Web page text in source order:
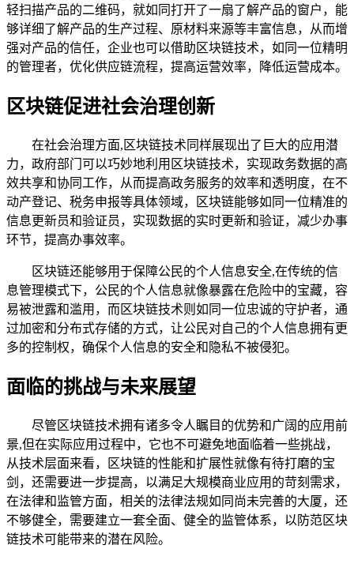
轻扫描产品的二维码，就如同打开了一扇了解产品的窗户，能
够详细了解产品的生产过程、原材料来源等丰富信息，从而增
强对产品的信任，企业也可以借助区块链技术，如同一位精明
的管理者，优化供应链流程，提高运营效率，降低运营成本。
区块链促进社会治理创新
在社会治理方面,区块链技术同样展现出了巨大的应用潜
力，政府部门可以巧妙地利用区块链技术，实现政务数据的高
效共享和协同工作，从而提高政务服务的效率和透明度，在不
动产登记、税务申报等具体领域，区块链能够如同一位精准的
信息更新员和验证员，实现数据的实时更新和验证，减少办事
环节，提高办事效率。
区块链还能够用于保障公民的个人信息安全,在传统的信
息管理模式下，公民的个人信息就像暴露在危险中的宝藏，容
易被泄露和滥用，而区块链技术则如同一位忠诚的守护者，通
过加密和分布式存储的方式，让公民对自己的个人信息拥有更
多的控制权，确保个人信息的安全和隐私不被侵犯。
面临的挑战与未来展望
尽管区块链技术拥有诸多令人瞩目的优势和广阔的应用前
景,但在实际应用过程中，它也不可避免地面临着一些挑战，
从技术层面来看，区块链的性能和扩展性就像有待打磨的宝
剑，还需要进一步提高，以满足大规模商业应用的苛刻需求，
在法律和监管方面，相关的法律法规如同尚未完善的大厦，还
不够健全，需要建立一套全面、健全的监管体系，以防范区块
链技术可能带来的潜在风险。